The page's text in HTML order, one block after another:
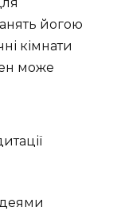
йогою
кімнати
може